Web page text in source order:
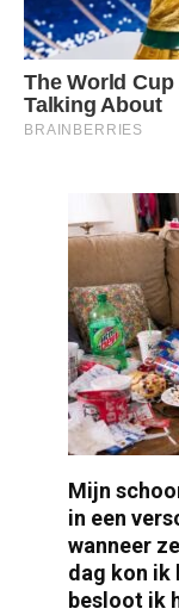
Mijn
in een
wanneer
dag kon ik
besloot ik